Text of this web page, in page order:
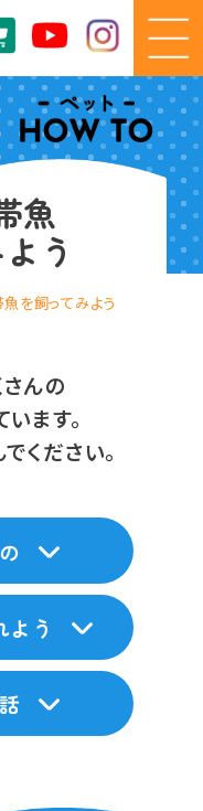
魚
う
を飼ってみよう
んの
ます。
ください。
う